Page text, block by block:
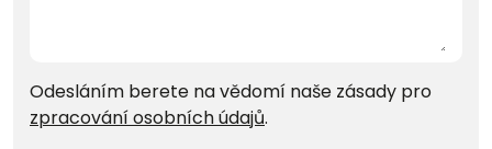
Odesláním berete na vědomí naše zásady pro
zpracování osobních údajů.